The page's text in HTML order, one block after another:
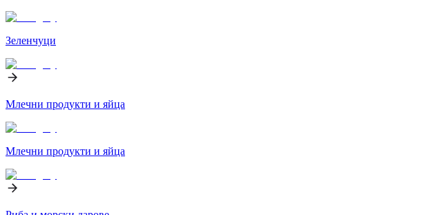
Зеленчуци
Млечни продукти и яйца
Млечни продукти и яйца